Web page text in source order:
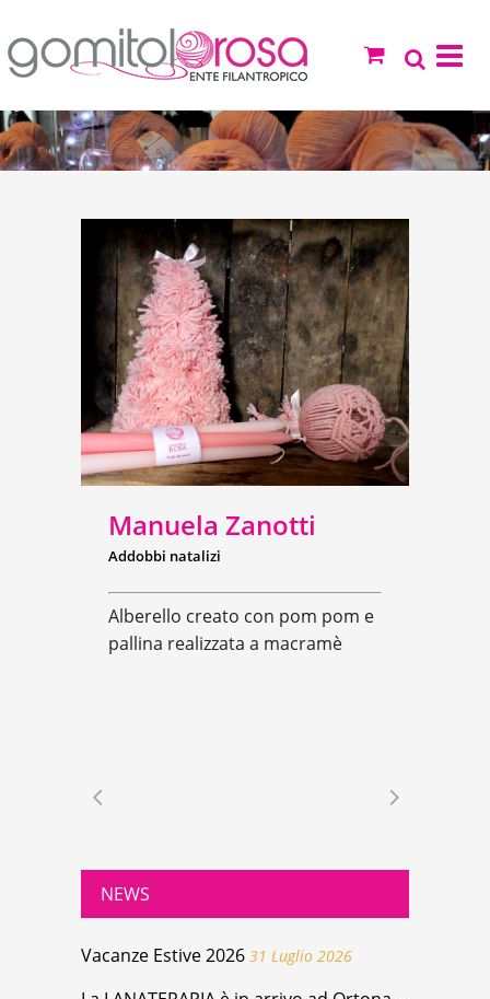
Manuela Zanotti
Addobbi natalizi
Alberello creato con pom pom e
pallina realizzata a macramè
NEWS
Vacanze Estive 2026 31 Luglio 2026